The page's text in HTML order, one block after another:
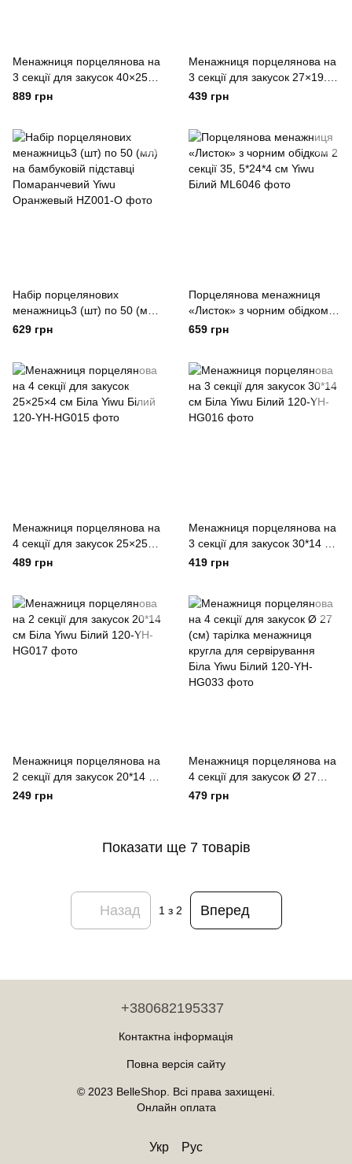
Менажниця порцелянова на
3 секції для закусок 40×25×7.
5 (см) тарілка менажниця
889 грн
Менажниця порцелянова на
3 секції для закусок 27×19.
5×4 (см) тарілка менажниця
439 грн
Набір порцелянових
менажниць3 (шт) по 50 (мл)
на бамбуковій підставці
629 грн
Порцелянова менажниця
«Листок» з чорним обідком 2
секції 35, 5*24*4 см Yiwu
659 грн
Менажниця порцелянова на
4 секції для закусок 25×25×4
см Біла Yiwu Білий
489 грн
Менажниця порцелянова на
3 секції для закусок 30*14 см
Біла Yiwu Білий
419 грн
Менажниця порцелянова на
2 секції для закусок 20*14 см
Біла Yiwu Білий
249 грн
Менажниця порцелянова на
4 секції для закусок Ø 27
(см) тарілка менажниця
479 грн
Показати ще 7 товарів
Назад 1 з 2 Вперед
+380682195337
Контактна інформація
Повна версія сайту
© 2023 BelleShop. Всі права захищені.
Онлайн оплата
Укр Рус